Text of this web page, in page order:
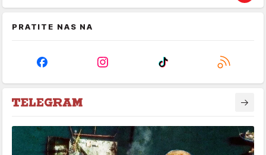
PRATITE NAS NA